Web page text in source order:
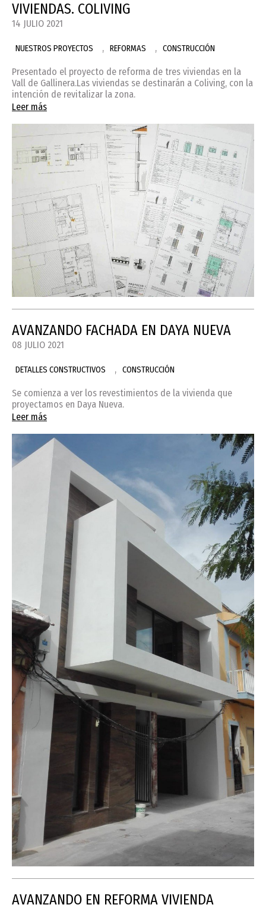
VIVIENDAS. COLIVING
14 JULIO 2021
NUESTROS PROYECTOS , REFORMAS , CONSTRUCCIÓN
Presentado el proyecto de reforma de tres viviendas en la
Vall de Gallinera.Las viviendas se destinarán a Coliving, con la
intención de revitalizar la zona.
Leer más
AVANZANDO FACHADA EN DAYA NUEVA
08 JULIO 2021
DETALLES CONSTRUCTIVOS , CONSTRUCCIÓN
Se comienza a ver los revestimientos de la vivienda que
proyectamos en Daya Nueva.
Leer más
AVANZANDO EN REFORMA VIVIENDA